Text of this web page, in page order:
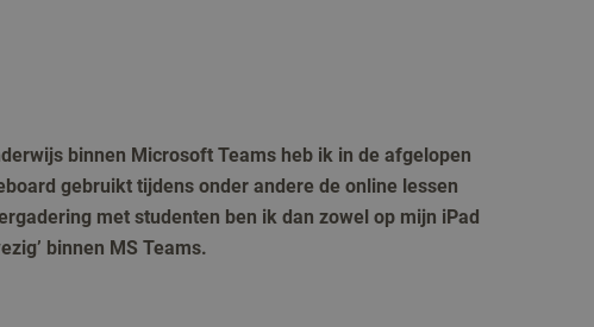
binnen Microsoft Teams heb ik in de afgelopen
gebruikt tijdens onder andere de online lessen
met studenten ben ik dan zowel op mijn iPad
binnen MS Teams.